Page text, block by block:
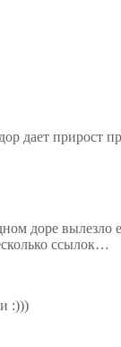
дает прирост
доре вылезло
ссылок…
:)))